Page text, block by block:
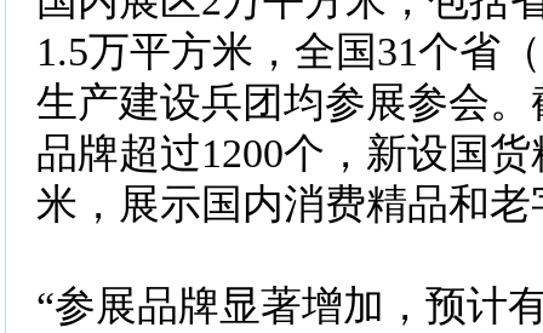
1.5万平方米，全国31个省
生产建设兵团均参展参会
品牌超过1200个，新设国
米，展示国内消费精品和老
“参展品牌显著增加，预计